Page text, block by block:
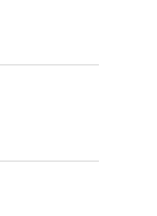
,
,
s
o
o